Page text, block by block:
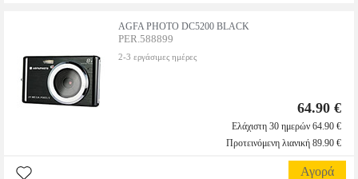
AGFA PHOTO DC5200 BLACK
PER.588899
2-3 εργάσιμες ημέρες
64.90 €
Ελάχιστη 30 ημερών 64.90 €
Προτεινόμενη λιανική 89.90 €
Αγορά